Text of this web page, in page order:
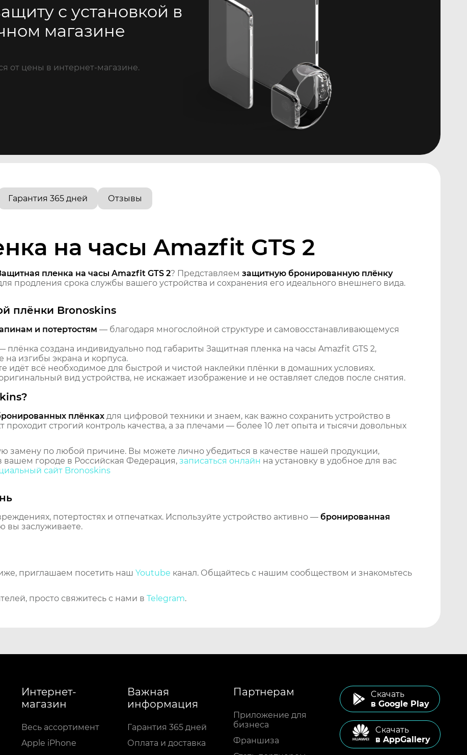
с установкой в
магазине
от цены в интернет-магазине.
Гарантия 365 дней Отзывы
на часы Amazfit GTS 2
пленка на часы Amazfit GTS 2? Представляем защитную бронированную плёнку
продления срока службы вашего устройства и сохранения его идеального внешнего вида.
плёнки Bronoskins
и потертостям — благодаря многослойной структуре и самовосстанавливающемуся
плёнка создана индивидуально под габариты Защитная пленка на часы Amazfit GTS 2,
изгибы экрана и корпуса.
идёт всё необходимое для быстрой и чистой наклейки плёнки в домашних условиях.
вид устройства, не искажает изображение и не оставляет следов после снятия.
плёнках для цифровой техники и знаем, как важно сохранить устройство в
строгий контроль качества, а за плечами — более 10 лет опыта и тысячи довольных
замену по любой причине. Вы можете лично убедиться в качестве нашей продукции,
вашем городе в Российская Федерация, записаться онлайн на установку в удобное для вас
сайт Bronoskins
потертостях и отпечатках. Используйте устройство активно — бронированная
вы заслуживаете.
приглашаем посетить наш Youtube канал. Общайтесь с нашим сообществом и знакомьтесь
просто свяжитесь с нами в Telegram.
Интернет-
магазин
Весь ассортимент
Apple iPhone
Важная
информация
Гарантия 365 дней
Оплата и доставка
Партнерам
Приложение для
бизнеса
Франшиза
Cкачать
в Google Play
Cкачать
в AppGallery